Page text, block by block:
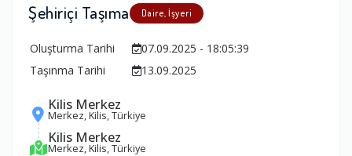
Şehiriçi Taşıma Daire, İşyeri
Oluşturma Tarihi
07.09.2025 - 18:05:39
Taşınma Tarihi
13.09.2025
Kilis Merkez
Merkez, Kilis, Türkiye
Kilis Merkez
Merkez, Kilis, Türkiye